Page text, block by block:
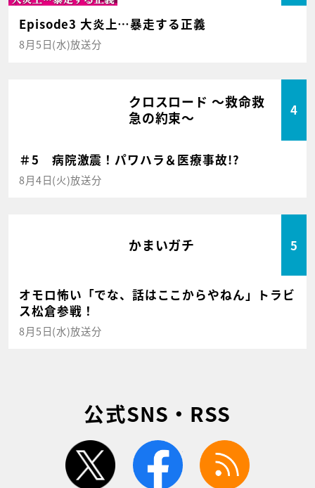
Episode3 大炎上…暴走する正義
8月5日(水)放送分
クロスロード ～救命救
急の約束～
4
＃5 病院激震！パワハラ＆医療事故!?
8月4日(火)放送分
かまいガチ 5
オモロ怖い「でな、話はここからやねん」トラビ
ス松倉参戦！
8月5日(水)放送分
公式SNS・RSS
twitter facebook